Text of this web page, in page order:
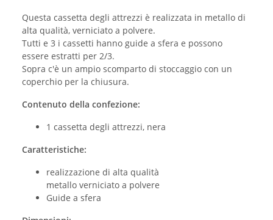
Questa cassetta degli attrezzi è realizzata in metallo di
alta qualità, verniciato a polvere.
Tutti e 3 i cassetti hanno guide a sfera e possono
essere estratti per 2/3.
Sopra c'è un ampio scomparto di stoccaggio con un
coperchio per la chiusura.
Contenuto della confezione:
1 cassetta degli attrezzi, nera
Caratteristiche:
realizzazione di alta qualità
metallo verniciato a polvere
Guide a sfera